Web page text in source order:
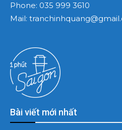
Bài viết mới nhất
Phone: 035 999 3610
Mail: